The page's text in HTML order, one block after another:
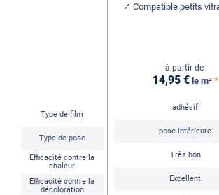
Type de film
Type de pose
Efficacité contre la
chaleur
Efficacité contre la
décoloration
Compatible petits
à partir de
14,95 € le m² *
adhésif
pose intérieure
Très bon
Excellent